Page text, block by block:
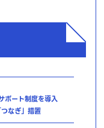
ポート制度を導入
なぎ」措置